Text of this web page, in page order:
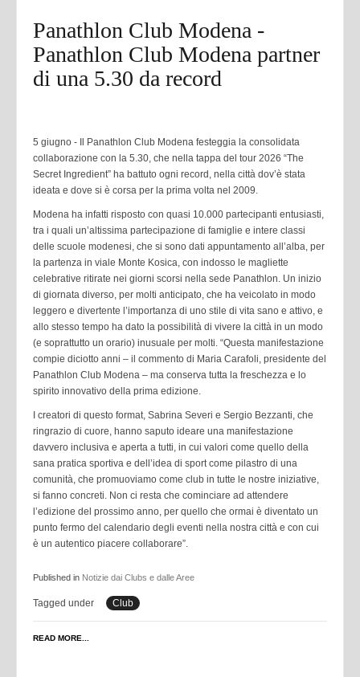
Panathlon Club Modena -
Panathlon Club Modena partner
di una 5.30 da record
5 giugno - Il Panathlon Club Modena festeggia la consolidata
collaborazione con la 5.30, che nella tappa del tour 2026 “The
Secret Ingredient” ha battuto ogni record, nella città dov’è stata
ideata e dove si è corsa per la prima volta nel 2009.
Modena ha infatti risposto con quasi 10.000 partecipanti entusiasti,
tra i quali un’altissima partecipazione di famiglie e intere classi
delle scuole modenesi, che si sono dati appuntamento all’alba, per
la partenza in viale Monte Kosica, con indosso le magliette
celebrative ritirate nei giorni scorsi nella sede Panathlon. Un inizio
di giornata diverso, per molti anticipato, che ha veicolato in modo
leggero e divertente l’importanza di uno stile di vita sano e attivo, e
allo stesso tempo ha dato la possibilità di vivere la città in un modo
(e soprattutto un orario) inusuale per molti. “Questa manifestazione
compie diciotto anni – il commento di Maria Carafoli, presidente del
Panathlon Club Modena – ma conserva tutta la freschezza e lo
spirito innovativo della prima edizione.
I creatori di questo format, Sabrina Severi e Sergio Bezzanti, che
ringrazio di cuore, hanno saputo ideare una manifestazione
davvero inclusiva e aperta a tutti, in cui valori come quello della
sana pratica sportiva e dell’idea di sport come pilastro di una
comunità, che promuoviamo come club in tutte le nostre iniziative,
si fanno concreti. Non ci resta che cominciare ad attendere
l’edizione del prossimo anno, per quello che ormai è diventato un
punto fermo del calendario degli eventi nella nostra città e con cui
è un autentico piacere collaborare”.
Published in Notizie dai Clubs e dalle Aree
Tagged under Club
READ MORE...